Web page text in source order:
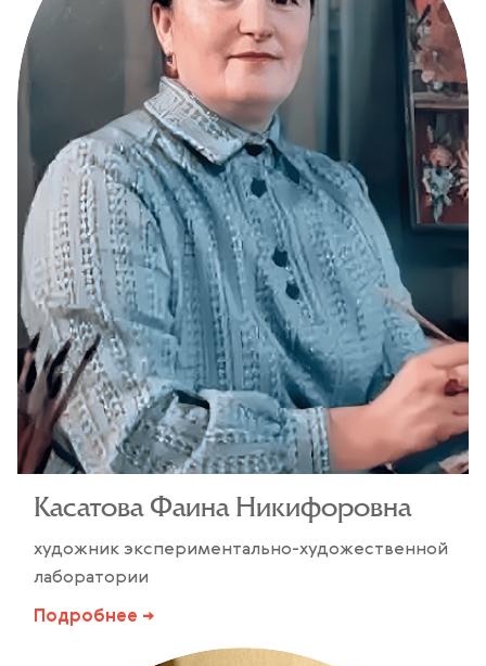
Касатова Фаина Никифоровна
художник экспериментально-художественной
лаборатории
Подробнее →